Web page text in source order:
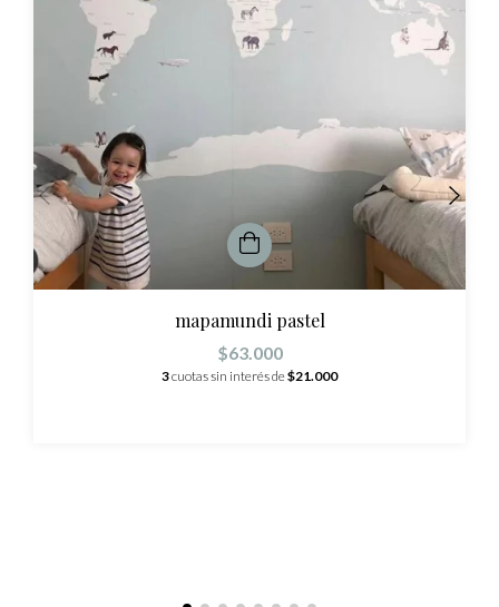
mapamundi pastel
$63.000
3cuotas sin interés de$21.000